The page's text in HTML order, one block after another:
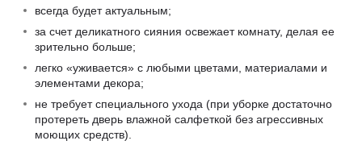
всегда будет актуальным;
за счет деликатного сияния освежает комнату, делая ее
зрительно больше;
легко «уживается» с любыми цветами, материалами и
элементами декора;
не требует специального ухода (при уборке достаточно
протереть дверь влажной салфеткой без агрессивных
моющих средств).